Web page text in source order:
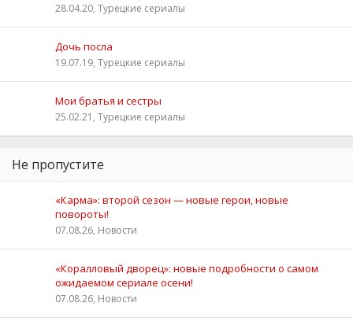
28.04.20, Турецкие сериалы
Дочь посла
19.07.19, Турецкие сериалы
Мои братья и сестры
25.02.21, Турецкие сериалы
Не пропустите
«Карма»: второй сезон — новые герои, новые
повороты!
07.08.26, Новости
«Коралловый дворец»: новые подробности о самом
ожидаемом сериале осени!
07.08.26, Новости